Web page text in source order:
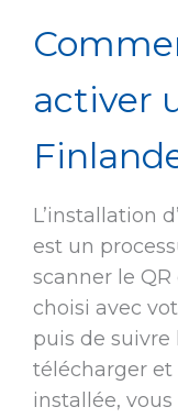
activer
L’installation
est un
scanner le
choisi avec
puis de suivre
télécharger et
installée,